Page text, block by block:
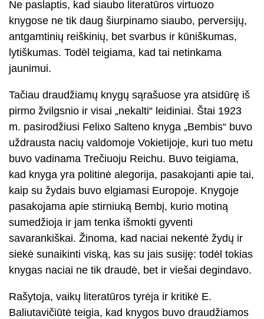
Ne paslaptis, kad siaubo literatūros virtuozo
knygose ne tik daug šiurpinamo siaubo, perversijų,
antgamtinių reiškinių, bet svarbus ir kūniškumas,
lytiškumas. Todėl teigiama, kad tai netinkama
jaunimui.
Tačiau draudžiamų knygų sąrašuose yra atsidūrę iš
pirmo žvilgsnio ir visai „nekalti“ leidiniai. Štai 1923
m. pasirodžiusi Felixo Salteno knyga „Bembis“ buvo
uždrausta nacių valdomoje Vokietijoje, kuri tuo metu
buvo vadinama Trečiuoju Reichu. Buvo teigiama,
kad knyga yra politinė alegorija, pasakojanti apie tai,
kaip su žydais buvo elgiamasi Europoje. Knygoje
pasakojama apie stirniuką Bembį, kurio motiną
sumedžioja ir jam tenka išmokti gyventi
savarankiškai. Žinoma, kad naciai nekentė žydų ir
siekė sunaikinti viską, kas su jais susiję: todėl tokias
knygas naciai ne tik draudė, bet ir viešai degindavo.
Rašytoja, vaikų literatūros tyrėja ir kritikė E.
Baliutavičiūtė teigia, kad knygos buvo draudžiamos